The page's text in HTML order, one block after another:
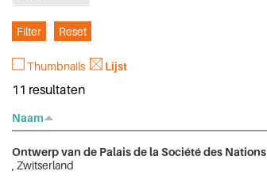
Thumbnails Lijst
11 resultaten
Naam
Ontwerp van de Palais de la Société des Nations
, Zwitserland